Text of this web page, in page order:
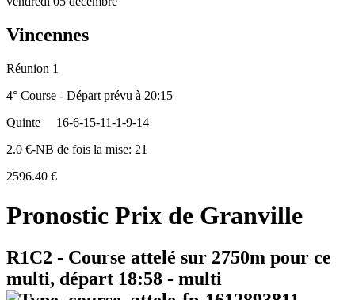
Vincennes
Réunion 1
4° Course - Départ prévu à 20:15
Quinte
16-6-15-11-1-9-14
2.0 €-NB de fois la mise: 21
2596.40 €
Pronostic Prix de Granville
R1C2 - Course attelé sur 2750m pour ce
multi, départ 18:58 - multi